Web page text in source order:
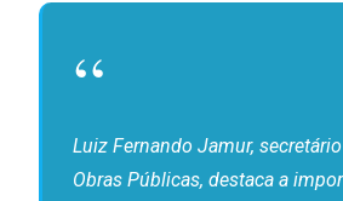
Luiz Fernando Jamur,
Obras Públicas, destaca a